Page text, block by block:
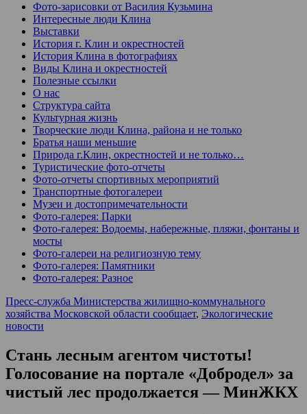
Фото-зарисовки от Василия Кузьмина
Интересные люди Клина
Выставки
История г. Клин и окрестностей
История Клина в фотографиях
Виды Клина и окрестностей
Полезные ссылки
О нас
Структура сайта
Культурная жизнь
Творческие люди Клина, района и не только
Братья наши меньшие
Природа г.Клин, окрестностей и не только…
Туристические фото-отчеты
Фото-отчеты спортивных мероприятий
Транспортные фотогалереи
Музеи и достопримечательности
Фото-галерея: Парки
Фото-галерея: Водоемы, набережные, пляжи, фонтаны и
мосты
Фото-галереи на религиозную тему
Фото-галерея: Памятники
Фото-галерея: Разное
Пресс-служба Министерства жилищно-коммунального
хозяйства Московской области сообщает, Экологические
новости
Стань лесным агентом чистоты!
Голосование на портале «Добродел» за
чистый лес продолжается — МинЖКХ